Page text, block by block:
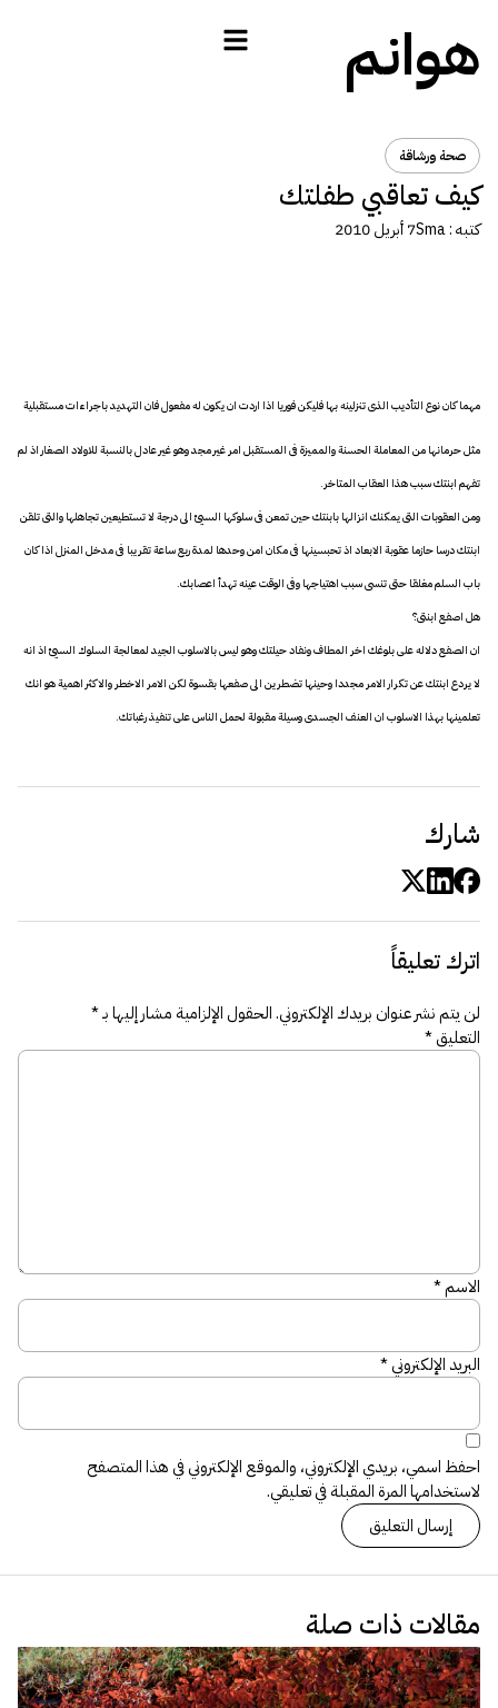
هوانم
صحة ورشاقة
كيف تعاقبي طفلتك
كتبه :Sma7 أبريل 2010
مهما كان نوع التأديب الذى تنزلينه بها فليكن فوريا اذا اردت ان يكون له مفعول فان التهديد باجراءات مستقبلية
مثل حرمانها من المعاملة الحسنة والمميزة فى المستقبل امر غير مجد وهو غير عادل بالنسبة للاولاد الصغار اذ لم
تفهم ابنتك سبب هذا العقاب المتاخر.
ومن العقوبات التى يمكنك انزالها بابنتك حين تمعن فى سلوكها السيئ الى درجة لا تستطيعين تجاهلها والتى تلقن
ابنتك درسا حازما عقوبة الابعاد اذ تحبسينها فى مكان امن وحدها لمدة ربع ساعة تقريبا فى مدخل المنزل اذا كان
باب السلم مغلقا حتى تنسى سبب اهتياجها وفى الوقت عينه تهدأ اعصابك.
هل اصفع ابنتى؟
ان الصفع دلاله على بلوغك اخر المطاف ونفاد حيلتك وهو ليس بالاسلوب الجيد لمعالجة السلوك السيئ اذ انه
لا يردع ابنتك عن تكرار الامر مجددا وحينها تضطرين الى صفعها بقسوة لكن الامر الاخطر والاكثر اهمية هو انك
تعلمينها بهذا الاسلوب ان العنف الجسدى وسيلة مقبولة لحمل الناس على تنفيذ رغباتك.
شارك
اترك تعليقاً
لن يتم نشر عنوان بريدك الإلكتروني.الحقول الإلزامية مشار إليها بـ*
التعليق*
الاسم*
البريد الإلكتروني*
احفظ اسمي، بريدي الإلكتروني، والموقع الإلكتروني في هذا المتصفح
لاستخدامها المرة المقبلة في تعليقي.
مقالات ذات صلة